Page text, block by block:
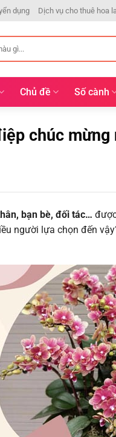
dụng Dịch vụ cho thuê hoa
Chủ đề Số cành
chúc
bạn bè, đối tác…
người lựa chọn đến